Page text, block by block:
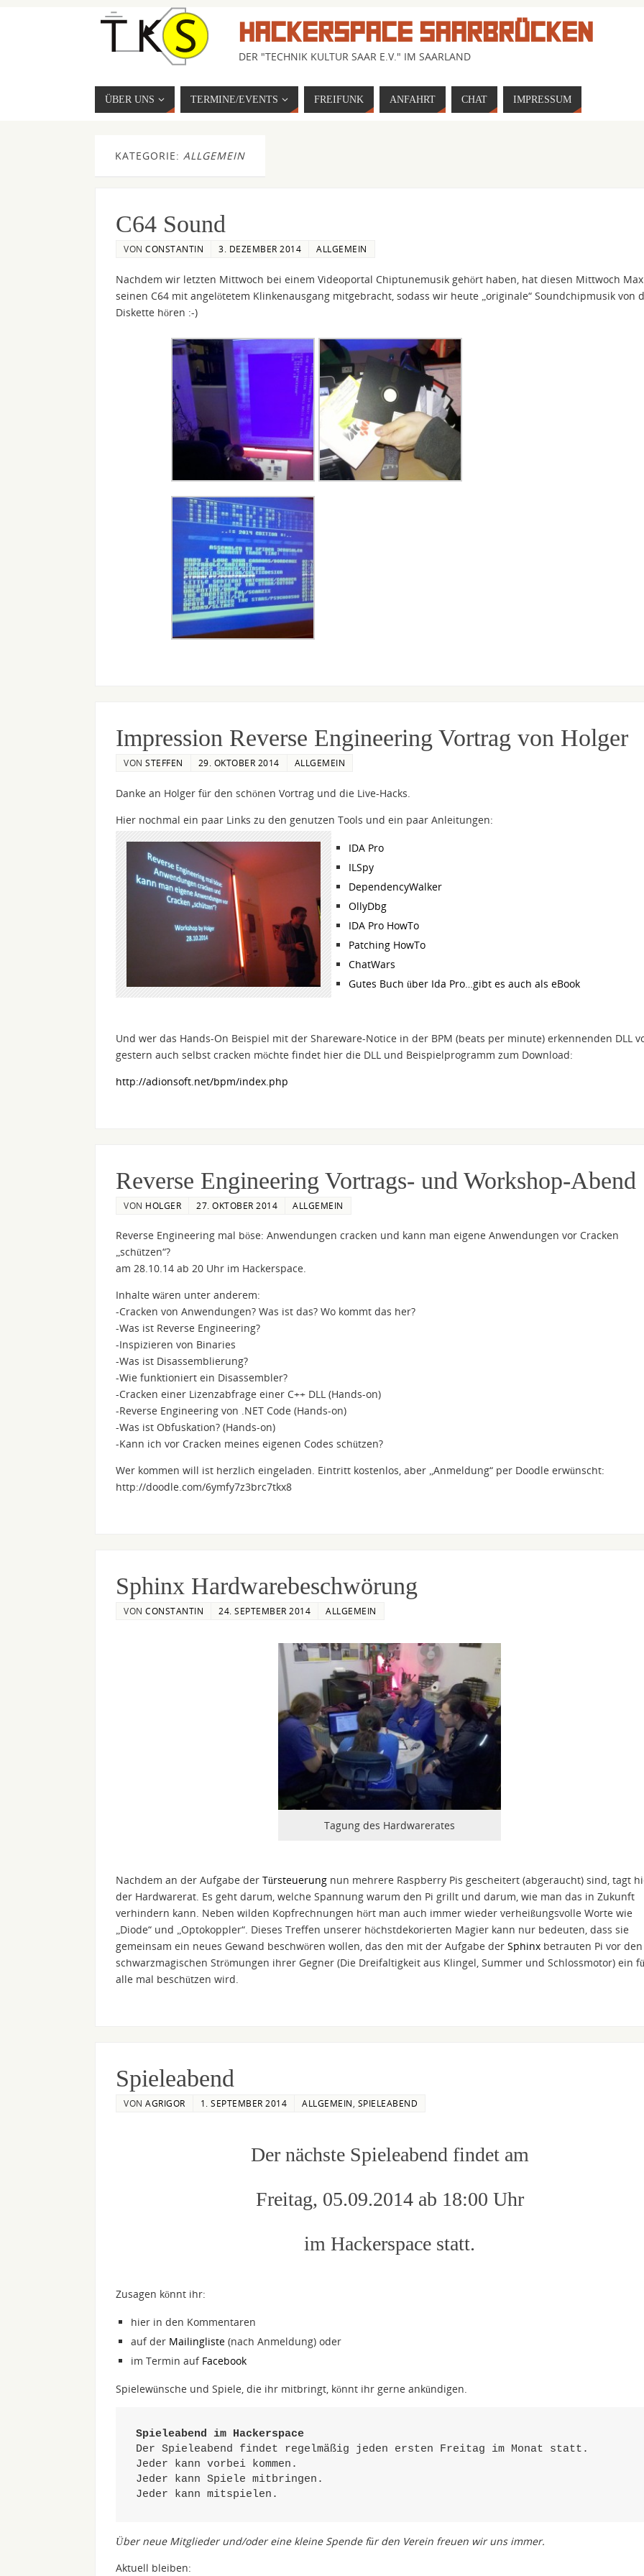
HACKERSPACE SAARBRÜCKEN
DER "TECHNIK KULTUR SAAR E.V." IM SAARLAND
ÜBER UNS TERMINE/EVENTS FREIFUNK ANFAHRT CHAT IMPRESSUM
KATEGORIE: ALLGEMEIN
C64 Sound
VON CONSTANTIN 3. DEZEMBER 2014 ALLGEMEIN
Nachdem wir letzten Mittwoch bei einem Videoportal Chiptunemusik gehört haben, hat diesen Mittwoch Max
seinen C64 mit angelötetem Klinkenausgang mitgebracht, sodass wir heute „originale“ Soundchipmusik von
Diskette hören :-)
Impression Reverse Engineering Vortrag von Holger
VON STEFFEN 29. OKTOBER 2014 ALLGEMEIN
Danke an Holger für den schönen Vortrag und die Live-Hacks.
Hier nochmal ein paar Links zu den genutzen Tools und ein paar Anleitungen:
IDA Pro
ILSpy
DependencyWalker
OllyDbg
IDA Pro HowTo
Patching HowTo
ChatWars
Gutes Buch über Ida Pro…gibt es auch als eBook
Und wer das Hands-On Beispiel mit der Shareware-Notice in der BPM (beats per minute) erkennenden DLL
gestern auch selbst cracken möchte findet hier die DLL und Beispielprogramm zum Download:
http://adionsoft.net/bpm/index.php
Reverse Engineering Vortrags- und Workshop-Abend
VON HOLGER 27. OKTOBER 2014 ALLGEMEIN
Reverse Engineering mal böse: Anwendungen cracken und kann man eigene Anwendungen vor Cracken
„schützen“?
am 28.10.14 ab 20 Uhr im Hackerspace.
Inhalte wären unter anderem:
-Cracken von Anwendungen? Was ist das? Wo kommt das her?
-Was ist Reverse Engineering?
-Inspizieren von Binaries
-Was ist Disassemblierung?
-Wie funktioniert ein Disassembler?
-Cracken einer Lizenzabfrage einer C++ DLL (Hands-on)
-Reverse Engineering von .NET Code (Hands-on)
-Was ist Obfuskation? (Hands-on)
-Kann ich vor Cracken meines eigenen Codes schützen?
Wer kommen will ist herzlich eingeladen. Eintritt kostenlos, aber „Anmeldung“ per Doodle erwünscht:
http://doodle.com/6ymfy7z3brc7tkx8
Sphinx Hardwarebeschwörung
VON CONSTANTIN 24. SEPTEMBER 2014 ALLGEMEIN
Tagung des Hardwarerates
Nachdem an der Aufgabe der Türsteuerung nun mehrere Raspberry Pis gescheitert (abgeraucht) sind, tagt
der Hardwarerat. Es geht darum, welche Spannung warum den Pi grillt und darum, wie man das in Zukunft
verhindern kann. Neben wilden Kopfrechnungen hört man auch immer wieder verheißungsvolle Worte wie
„Diode“ und „Optokoppler“. Dieses Treffen unserer höchstdekorierten Magier kann nur bedeuten, dass sie
gemeinsam ein neues Gewand beschwören wollen, das den mit der Aufgabe der Sphinx betrauten Pi vor den
schwarzmagischen Strömungen ihrer Gegner (Die Dreifaltigkeit aus Klingel, Summer und Schlossmotor) ein
alle mal beschützen wird.
Spieleabend
VON AGRIGOR 1. SEPTEMBER 2014 ALLGEMEIN SPIELEABEND
Der nächste Spieleabend findet am
Freitag, 05.09.2014 ab 18:00 Uhr
im Hackerspace statt.
Zusagen könnt ihr:
hier in den Kommentaren
auf der Mailingliste (nach Anmeldung) oder
im Termin auf Facebook
Spielewünsche und Spiele, die ihr mitbringt, könnt ihr gerne ankündigen.
Spieleabend im Hackerspace
Der Spieleabend findet regelmäßig jeden ersten Freitag im Monat statt.
Jeder kann vorbei kommen.
Jeder kann Spiele mitbringen.
Jeder kann mitspielen.
Über neue Mitglieder und/oder eine kleine Spende für den Verein freuen wir uns immer.
Aktuell bleiben: